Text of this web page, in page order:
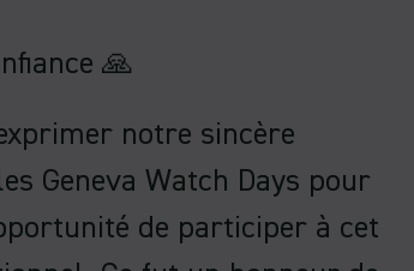
🙏
notre sincère
Geneva Watch Days pour
de participer à cet